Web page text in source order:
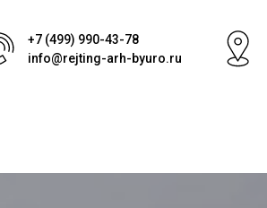
+7 (499) 990-43-78
info@rejting-arh-byuro.ru